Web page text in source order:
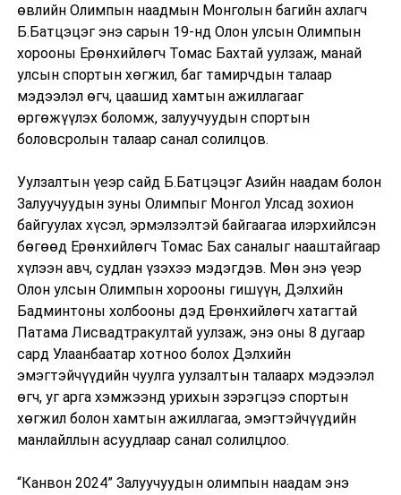
өвлийн Олимпын наадмын Монголын багийн ахлагч
Б.Батцэцэг энэ сарын 19-нд Олон улсын Олимпын
хорооны Ерөнхийлөгч Томас Бахтай уулзаж, манай
улсын спортын хөгжил, баг тамирчдын талаар
мэдээлэл өгч, цаашид хамтын ажиллагааг
өргөжүүлэх боломж, залуучуудын спортын
боловсролын талаар санал солилцов.
Уулзалтын үеэр сайд Б.Батцэцэг Азийн наадам болон
Залуучуудын зуны Олимпыг Монгол Улсад зохион
байгуулах хүсэл, эрмэлзэлтэй байгаагаа илэрхийлсэн
бөгөөд Ерөнхийлөгч Томас Бах саналыг нааштайгаар
хүлээн авч, судлан үзэхээ мэдэгдэв. Мөн энэ үеэр
Олон улсын Олимпын хорооны гишүүн, Дэлхийн
Бадминтоны холбооны дэд Ерөнхийлөгч хатагтай
Патама Лисвадтракултай уулзаж, энэ оны 8 дугаар
сард Улаанбаатар хотноо болох Дэлхийн
эмэгтэйчүүдийн чуулга уулзалтын талаарх мэдээлэл
өгч, уг арга хэмжээнд урихын зэрэгцээ спортын
хөгжил болон хамтын ажиллагаа, эмэгтэйчүүдийн
манлайллын асуудлаар санал солилцлоо.
“Канвон 2024” Залуучуудын олимпын наадам энэ